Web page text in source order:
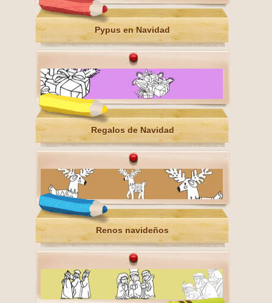
Pypus en Navidad
Regalos de Navidad
Renos navideños